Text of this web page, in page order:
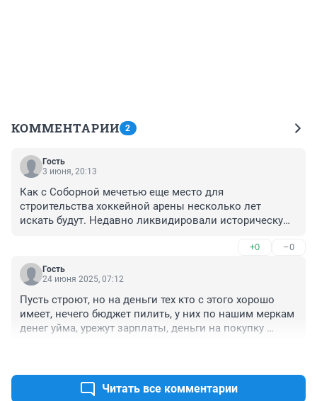
КОММЕНТАРИИ 2
Гость
3 июня, 20:13
Как с Соборной мечетью еще место для
строительства хоккейной арены несколько лет
искать будут. Недавно ликвидировали историческую
пожалуйста для новой арены и вода из Кабана
близко, и инфроструктура.
+0 –0
Гость
24 июня 2025, 07:12
Пусть строют, но на деньги тех кто с этого хорошо
имеет, нечего бюджет пилить, у них по нашим меркам
денег уйма, урежут зарплаты, деньги на покупку
Читать все комментарии